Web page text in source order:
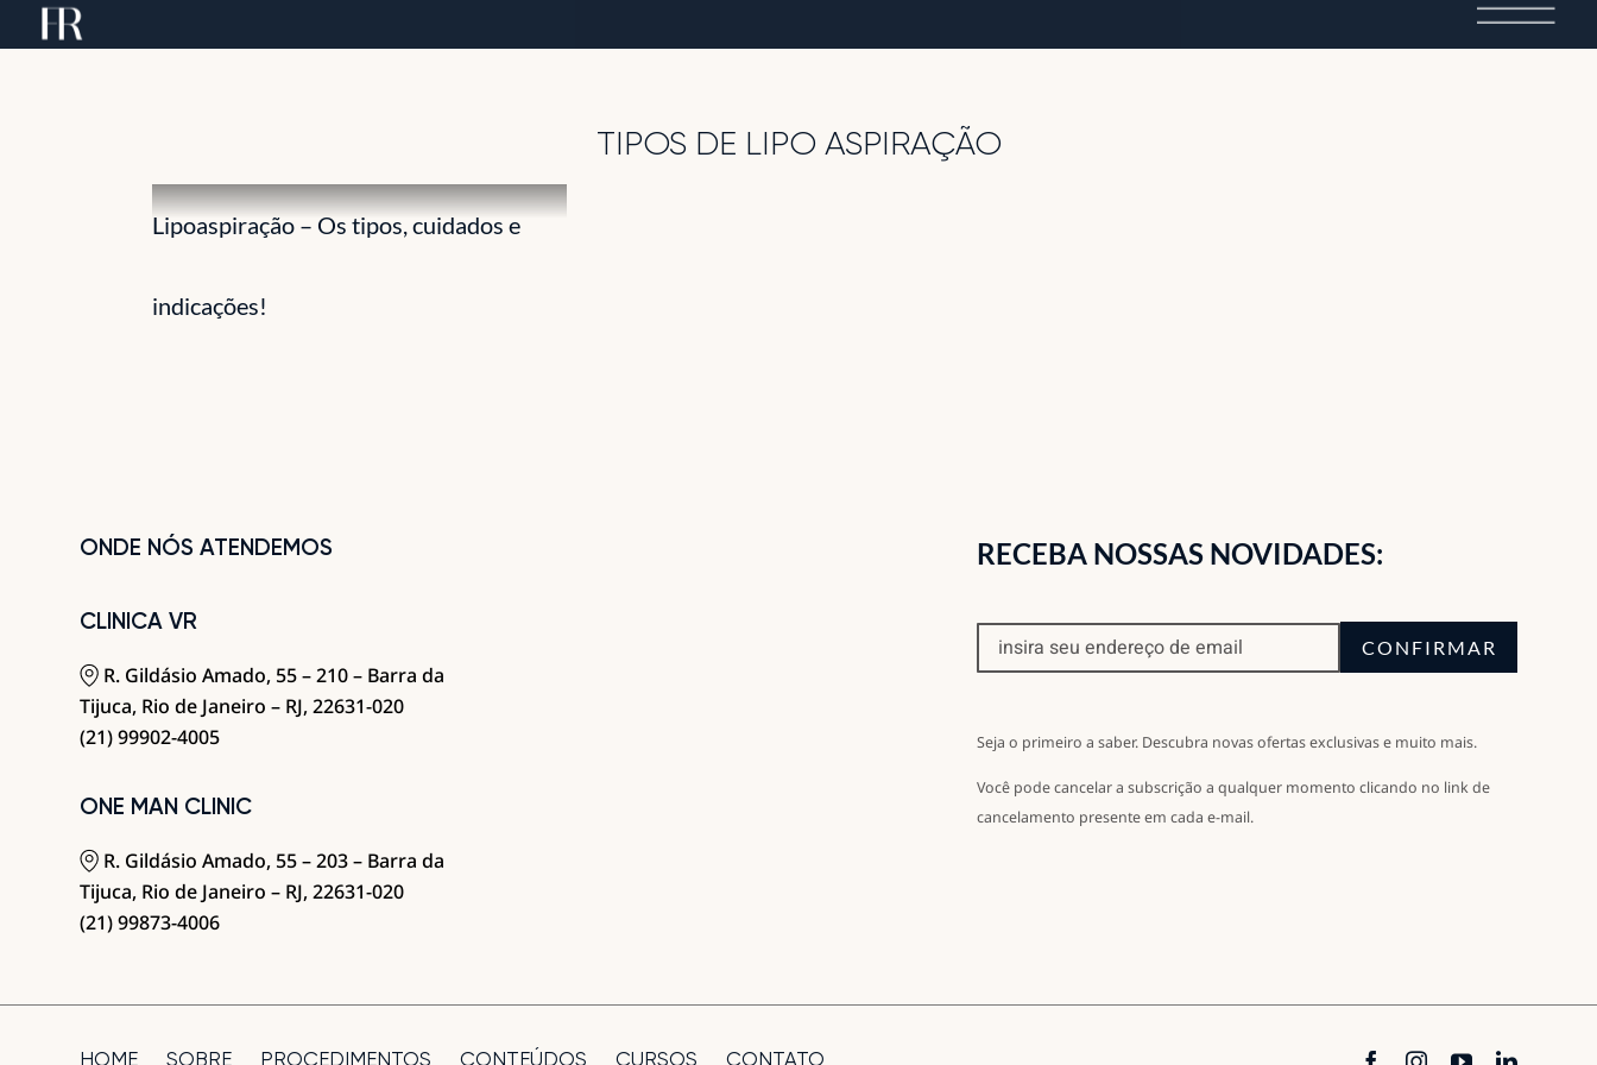
to
TIPOS DE LIPO ASPIRAÇÃO
Lipoaspiração – Os tipos, cuidados e
indicações!
ONDE NÓS ATENDEMOS
CLINICA VR
R. Gildásio Amado, 55 – 210 – Barra da
Tijuca, Rio de Janeiro – RJ, 22631-020
(21) 99902-4005
ONE MAN CLINIC
R. Gildásio Amado, 55 – 203 – Barra da
Tijuca, Rio de Janeiro – RJ, 22631-020
(21) 99873-4006
RECEBA NOSSAS NOVIDADES:
CONFIRMAR
Seja o primeiro a saber. Descubra novas ofertas exclusivas e muito mais.
Você pode cancelar a subscrição a qualquer momento clicando no link de
cancelamento presente em cada e-mail.